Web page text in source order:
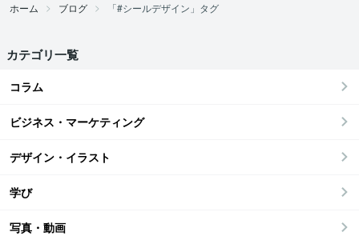
ホーム ブログ 「#シールデザイン」タグ
カテゴリ一覧
コラム
ビジネス・マーケティング
デザイン・イラスト
学び
写真・動画